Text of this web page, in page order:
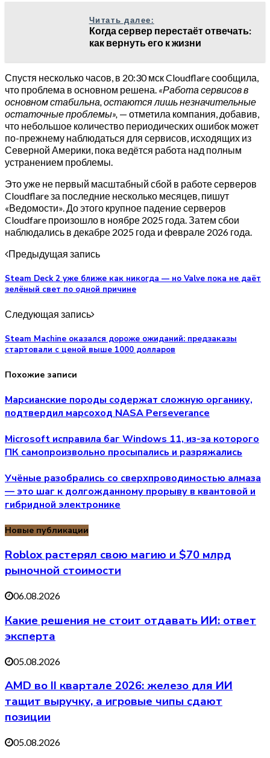
Читать далее:
Когда сервер перестаёт отвечать:
как вернуть его к жизни
Спустя несколько часов, в 20:30 мск Cloudflare сообщила,
что проблема в основном решена. «Работа сервисов в
основном стабильна, остаются лишь незначительные
остаточные проблемы», — отметила компания, добавив,
что небольшое количество периодических ошибок может
по-прежнему наблюдаться для сервисов, исходящих из
Северной Америки, пока ведётся работа над полным
устранением проблемы.
Это уже не первый масштабный сбой в работе серверов
Cloudflare за последние несколько месяцев, пишут
«Ведомости». До этого крупное падение серверов
Cloudfare произошло в ноябре 2025 года. Затем сбои
наблюдались в декабре 2025 года и феврале 2026 года.
Предыдущая запись
Steam Deck 2 уже ближе как никогда — но Valve пока не даёт
зелёный свет по одной причине
Следующая запись
Steam Machine оказался дороже ожиданий: предзаказы
стартовали с ценой выше 1000 долларов
Похожие записи
Марсианские породы содержат сложную органику,
подтвердил марсоход NASA Perseverance
Microsoft исправила баг Windows 11, из-за которого
ПК самопроизвольно просыпались и разряжались
Учёные разобрались со сверхпроводимостью алмаза
— это шаг к долгожданному прорыву в квантовой и
гибридной электронике
Новые публикации
Roblox растерял свою магию и $70 млрд
рыночной стоимости
06.08.2026
Какие решения не стоит отдавать ИИ: ответ
эксперта
05.08.2026
AMD во II квартале 2026: железо для ИИ
тащит выручку, а игровые чипы сдают
позиции
05.08.2026